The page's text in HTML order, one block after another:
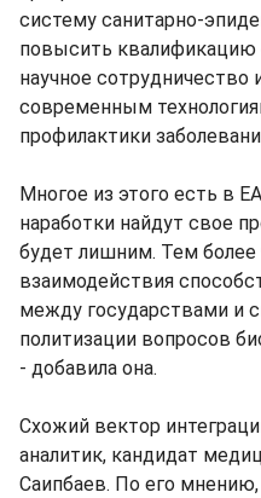
систему санитарно-
повысить квалификацию
научное сотрудничество
современным
профилактики
Многое из этого есть в
наработки найдут свое
будет лишним. Тем более
взаимодействия
между государствами и
политизации вопросов
- добавила она.
Схожий вектор
аналитик, кандидат
Саипбаев. По его